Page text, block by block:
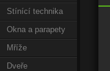
Stínící technika
Okna a parapety
Mříže
Dveře